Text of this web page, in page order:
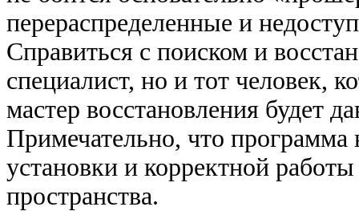
перераспределенные и
Справиться с поиском и
специалист, но и тот человек,
мастер восстановления будет
Примечательно, что программа
установки и корректной
пространства.